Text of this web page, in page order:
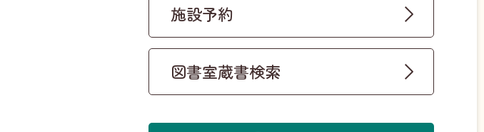
施設予約
図書室蔵書検索